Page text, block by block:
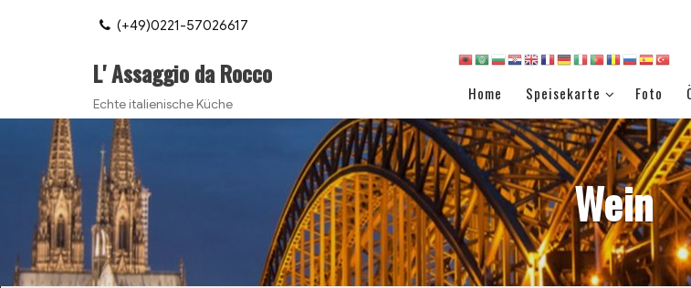
(+49)0221-57026617
L' Assaggio da Rocco
Echte italienische Küche
Home Speisekarte Foto
Wein